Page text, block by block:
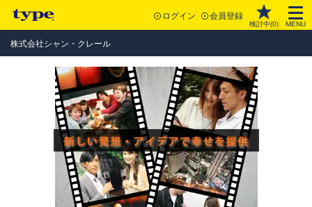
ログイン 会員登録
検討中(0) MENU
株式会社シャン・クレール